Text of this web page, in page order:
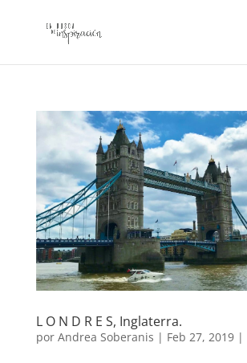
L O N D R E S, Inglaterra.
por Andrea Soberanis | Feb 27, 2019|